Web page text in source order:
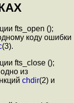
fts_open ();
коду ошибки
(3).
fts_close ();
из
chdir(2) и